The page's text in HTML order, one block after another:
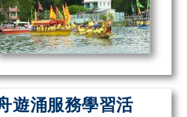
遊涌服務學習活